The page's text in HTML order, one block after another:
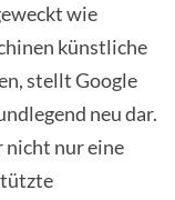
wie
künstliche
stellt Google
neu dar.
nicht nur eine